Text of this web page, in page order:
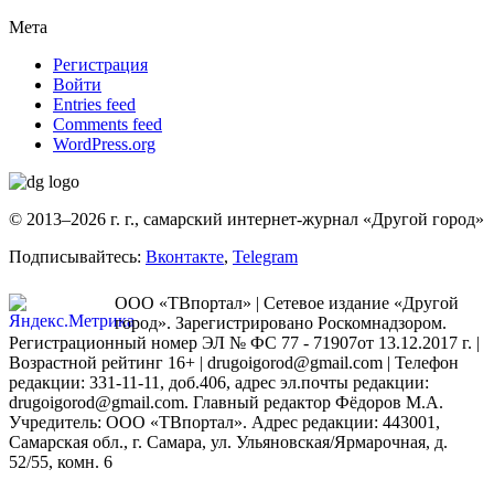
Мета
Регистрация
Войти
Entries feed
Comments feed
WordPress.org
© 2013–2026 г. г., самарский интернет-журнал «Другой город»
Подписывайтесь: Вконтакте, Telegram
ООО «ТВпортал» | Сетевое издание «Другой
город». Зарегистрировано Роскомнадзором.
Регистрационный номер ЭЛ № ФС 77 - 71907от 13.12.2017 г. |
Возрастной рейтинг 16+ | drugoigorod@gmail.com | Телефон
редакции: 331-11-11, доб.406, адрес эл.почты редакции:
drugoigorod@gmail.com. Главный редактор Фёдоров М.А.
Учредитель: ООО «ТВпортал». Адрес редакции: 443001,
Самарская обл., г. Самара, ул. Ульяновская/Ярмарочная, д.
52/55, комн. 6